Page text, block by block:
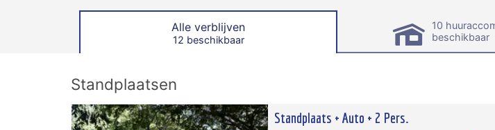
Alle verblijven
12 beschikbaar
10
beschikbaar
Standplaatsen
Standplaats + Auto + 2 Pers.